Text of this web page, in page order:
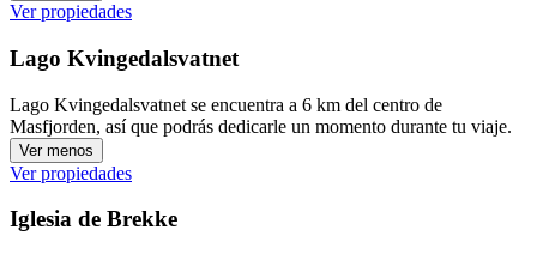
Ver propiedades
Lago Kvingedalsvatnet
Lago Kvingedalsvatnet se encuentra a 6 km del centro de
Masfjorden, así que podrás dedicarle un momento durante tu viaje.
Ver menos
Ver propiedades
Iglesia de Brekke